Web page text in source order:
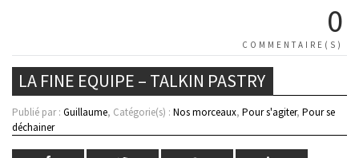
0
COMMENTAIRE(S)
LA FINE EQUIPE – TALKIN PASTRY
Publié par : Guillaume, Catégorie(s) : Nos morceaux, Pour s'agiter, Pour se
déchainer